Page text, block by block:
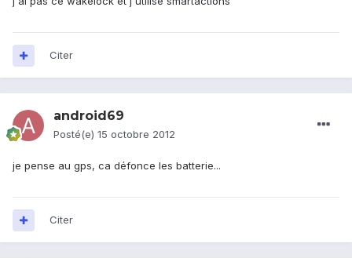
Citer
android69
Posté(e) 15 octobre 2012
je pense au gps, ca défonce les batterie...
Citer